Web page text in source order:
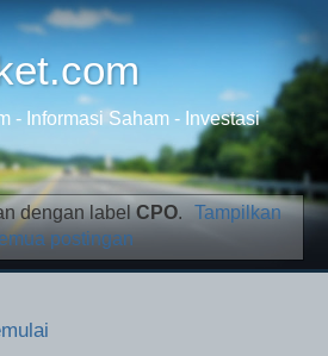
- Informasi Saham - Investasi
dengan labelCPO.
Tampilkan
postingan